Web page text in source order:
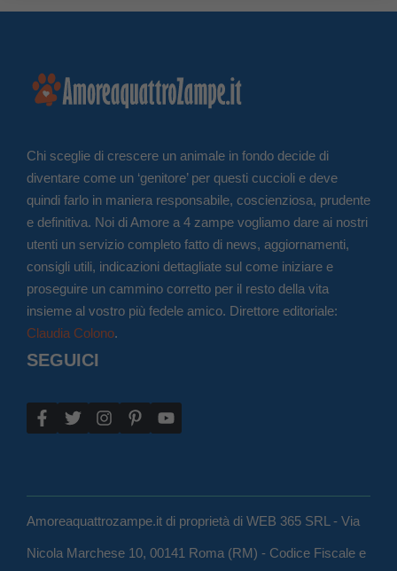
Chi sceglie di crescere un animale in fondo decide di
diventare come un ‘genitore’ per questi cuccioli e deve
quindi farlo in maniera responsabile, coscienziosa, prudente
e definitiva. Noi di Amore a 4 zampe vogliamo dare ai nostri
utenti un servizio completo fatto di news, aggiornamenti,
consigli utili, indicazioni dettagliate sul come iniziare e
proseguire un cammino corretto per il resto della vita
insieme al vostro più fedele amico. Direttore editoriale:
Claudia Colono.
SEGUICI
Amoreaquattrozampe.it di proprietà di WEB 365 SRL - Via
Nicola Marchese 10, 00141 Roma (RM) - Codice Fiscale e